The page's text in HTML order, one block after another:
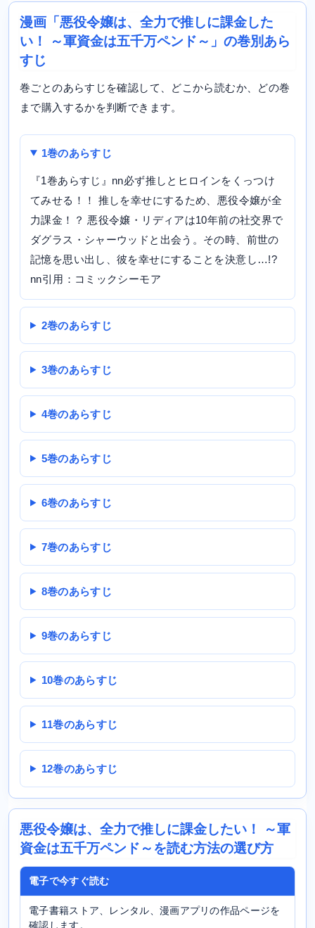
漫画「悪役令嬢は、全力で推しに課金した
い！ ～軍資金は五千万ペンド～」の巻別あら
すじ
巻ごとのあらすじを確認して、どこから読むか、どの巻
まで購入するかを判断できます。
1巻のあらすじ
『1巻あらすじ』nn必ず推しとヒロインをくっつけ
てみせる！！ 推しを幸せにするため、悪役令嬢が全
力課金！？ 悪役令嬢・リディアは10年前の社交界で
ダグラス・シャーウッドと出会う。その時、前世の
記憶を思い出し、彼を幸せにすることを決意し…!?
nn引用：コミックシーモア
2巻のあらすじ
3巻のあらすじ
4巻のあらすじ
5巻のあらすじ
6巻のあらすじ
7巻のあらすじ
8巻のあらすじ
9巻のあらすじ
10巻のあらすじ
11巻のあらすじ
12巻のあらすじ
悪役令嬢は、全力で推しに課金したい！ ～軍
資金は五千万ペンド～を読む方法の選び方
電子で今すぐ読む
電子書籍ストア、レンタル、漫画アプリの作品ページを
確認します。